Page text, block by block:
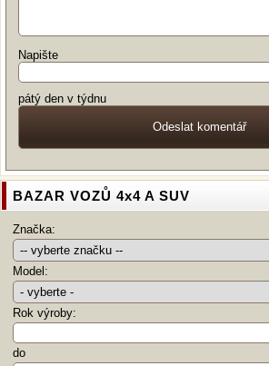
Napište
pátý den v týdnu
BAZAR VOZŮ 4x4 A SUV
Značka:
Model:
Rok výroby:
do